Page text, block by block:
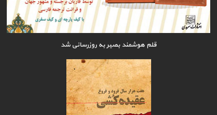
قلم هوشمند بصیر به روزرسانی شد